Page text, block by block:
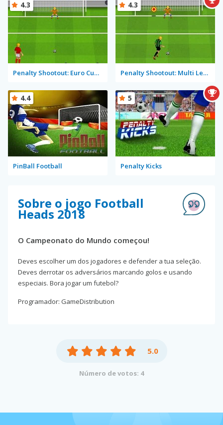
Penalty Shootout: Euro Cup 2016
4.3
Penalty Shootout: Multi League
4.3
PinBall Football
4.4
Penalty Kicks
5
Sobre o jogo Football
Heads 2018
O Campeonato do Mundo começou!
Deves escolher um dos jogadores e defender a tua seleção.
Deves derrotar os adversários marcando golos e usando
especiais. Bora jogar um futebol?
Programador: GameDistribution
5.0
Número de votos: 4